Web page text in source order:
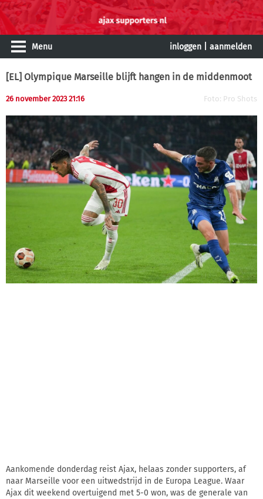
Menu inloggen aanmelden
[EL] Olympique Marseille blijft hangen in de middenmoot
26 november 2023 21:16 Foto: Pro Shots
Aankomende donderdag reist Ajax, helaas zonder supporters, af
naar Marseille voor een uitwedstrijd in de Europa League. Waar
Ajax dit weekend overtuigend met 5-0 won, was de generale van